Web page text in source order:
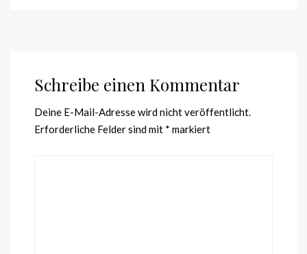
Schreibe einen Kommentar
Deine E-Mail-Adresse wird nicht veröffentlicht.
Erforderliche Felder sind mit * markiert